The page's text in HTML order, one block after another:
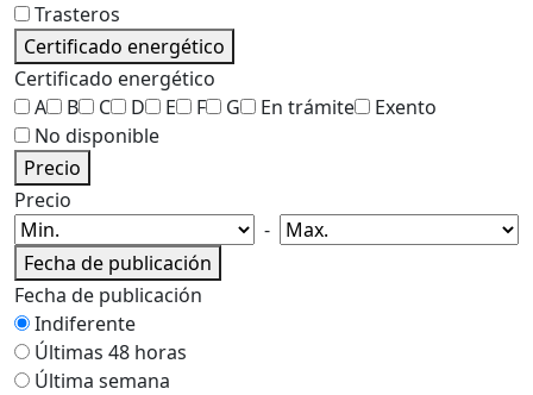
Trasteros
Certificado energético
Certificado energético
A
B C D E F G En trámite
Exento
No disponible
Precio
Precio
-
Fecha de publicación
Fecha de publicación
Indiferente
Últimas 48 horas
Última semana